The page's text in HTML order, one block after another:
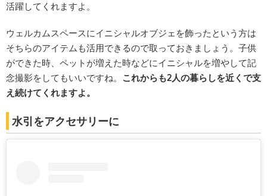
活躍してくれますよ。
ウェルカムスペースにイニシャルオブジェを飾ったという方は
そちらのアイテムも活用できるので取っておきましょう。子供
ができた時、ペットが増えた時などにイニシャルを増やして記
念撮影をしてもいいですね。 これからも2人の暮らしを近くで支
え続けてくれますよ。
水引をアクセサリーに